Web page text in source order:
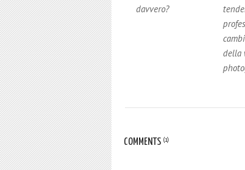
davvero?
della
COMMENTS (1)